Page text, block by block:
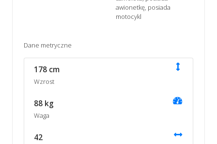
awionetkę, posiada
motocykl
Dane metryczne
178 cm
Wzrost
88 kg
Waga
42